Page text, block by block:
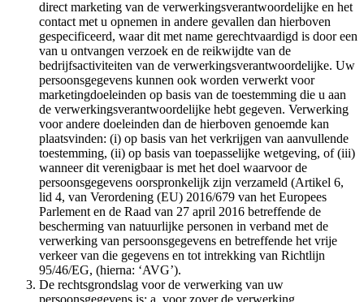
direct marketing van de verwerkingsverantwoordelijke en het
contact met u opnemen in andere gevallen dan hierboven
gespecificeerd, waar dit met name gerechtvaardigd is door een
van u ontvangen verzoek en de reikwijdte van de
bedrijfsactiviteiten van de verwerkingsverantwoordelijke. Uw
persoonsgegevens kunnen ook worden verwerkt voor
marketingdoeleinden op basis van de toestemming die u aan
de verwerkingsverantwoordelijke hebt gegeven. Verwerking
voor andere doeleinden dan de hierboven genoemde kan
plaatsvinden: (i) op basis van het verkrijgen van aanvullende
toestemming, (ii) op basis van toepasselijke wetgeving, of (iii)
wanneer dit verenigbaar is met het doel waarvoor de
persoonsgegevens oorspronkelijk zijn verzameld (Artikel 6,
lid 4, van Verordening (EU) 2016/679 van het Europees
Parlement en de Raad van 27 april 2016 betreffende de
bescherming van natuurlijke personen in verband met de
verwerking van persoonsgegevens en betreffende het vrije
verkeer van die gegevens en tot intrekking van Richtlijn
95/46/EG, (hierna: ‘AVG’).
De rechtsgrondslag voor de verwerking van uw
persoonsgegevens is: a. voor zover de verwerking